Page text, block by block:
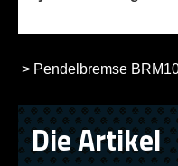
> Pendelbremse
Die Artikel